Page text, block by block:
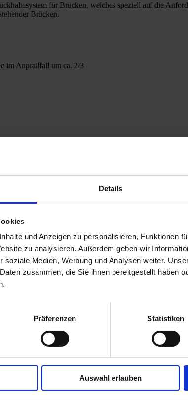
Details
und Anzeigen zu personalisieren, Funktionen
zu analysieren. Außerdem geben wir
soziale Medien, Werbung und Analysen weiter.
zusammen, die Sie ihnen bereitgestellt haben
Präferenzen Statistiken
Auswahl erlauben
für Brücken, welches speziell auf die
Brücken.
im Anprallfall um ca. 2/3
Anforderung)
Dilatationsfugenlösung
Zubehör für Lärm- und Sichtschutz
6m-Elemente: r>=350m*
je 6m